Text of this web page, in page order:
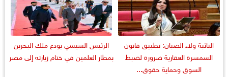
النائبة ولاء الصبان: تطبيق قانون
السمسرة العقارية ضرورة لضبط
السوق وحماية حقوق...
الرئيس السيسي يودع ملك البحرين
بمطار العلمين في ختام زيارته إلى مصر